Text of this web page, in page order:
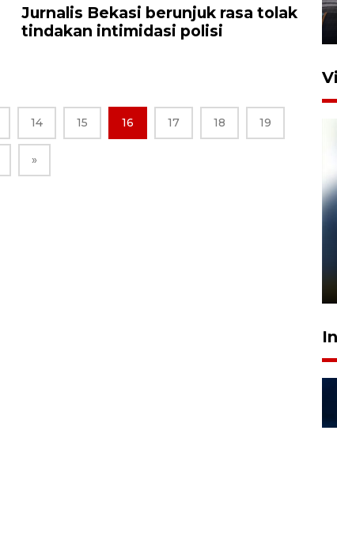
Jurnalis Bekasi berunjuk rasa tolak
tindakan intimidasi polisi
14 15 16 17 18 19
»
12 Juni 2026 18:49